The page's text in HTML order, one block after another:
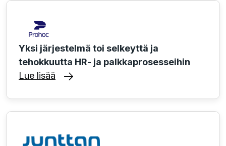
Yksi järjestelmä toi selkeyttä ja
tehokkuutta HR- ja palkkaprosesseihin
Lue lisää